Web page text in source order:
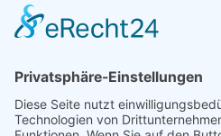
FORMULARE
Abteilungsbeitrag aktive Spieler:
Jugendliche unter 18: 25 EUR
Erwachsene: 50 EUR
UMMELDEANTRAG